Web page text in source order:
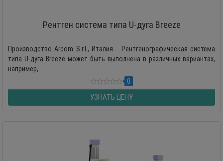
Рентген система типа U-дуга Breeze
Производство Arcom S.r.l., Италия Рентгенографическая система
типа U-дуга Breeze может быть выполнена в различных вариантах,
например,..
0
УЗНАТЬ ЦЕНУ